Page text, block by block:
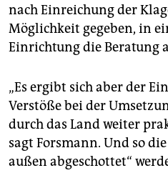
nach Einreichung der
Möglichkeit gegeben, in
Einrichtung die Beratung
„Es ergibt sich aber der
Verstöße bei der
durch das Land weiter
sagt Forsmann. Und so
außen abgeschottet“